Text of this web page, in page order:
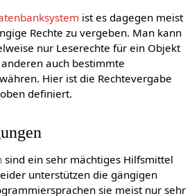
ist es dagegen meist
Rechte zu vergeben. Man kann
nur Leserechte für ein Objekt
auch bestimmte
Hier ist die Rechtevergabe
definiert.
sind ein sehr mächtiges Hilfsmittel
unterstützen die gängigen
sie meist nur sehr